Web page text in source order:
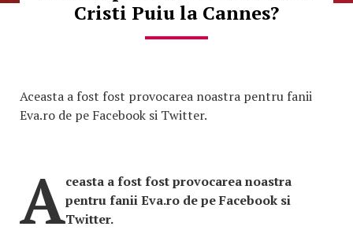
Cristi Puiu la Cannes?
Aceasta a fost fost provocarea noastra pentru fanii
Eva.ro de pe Facebook si Twitter.
Aceasta a fost fost provocarea noastra
pentru fanii Eva.ro de pe Facebook si
Twitter.